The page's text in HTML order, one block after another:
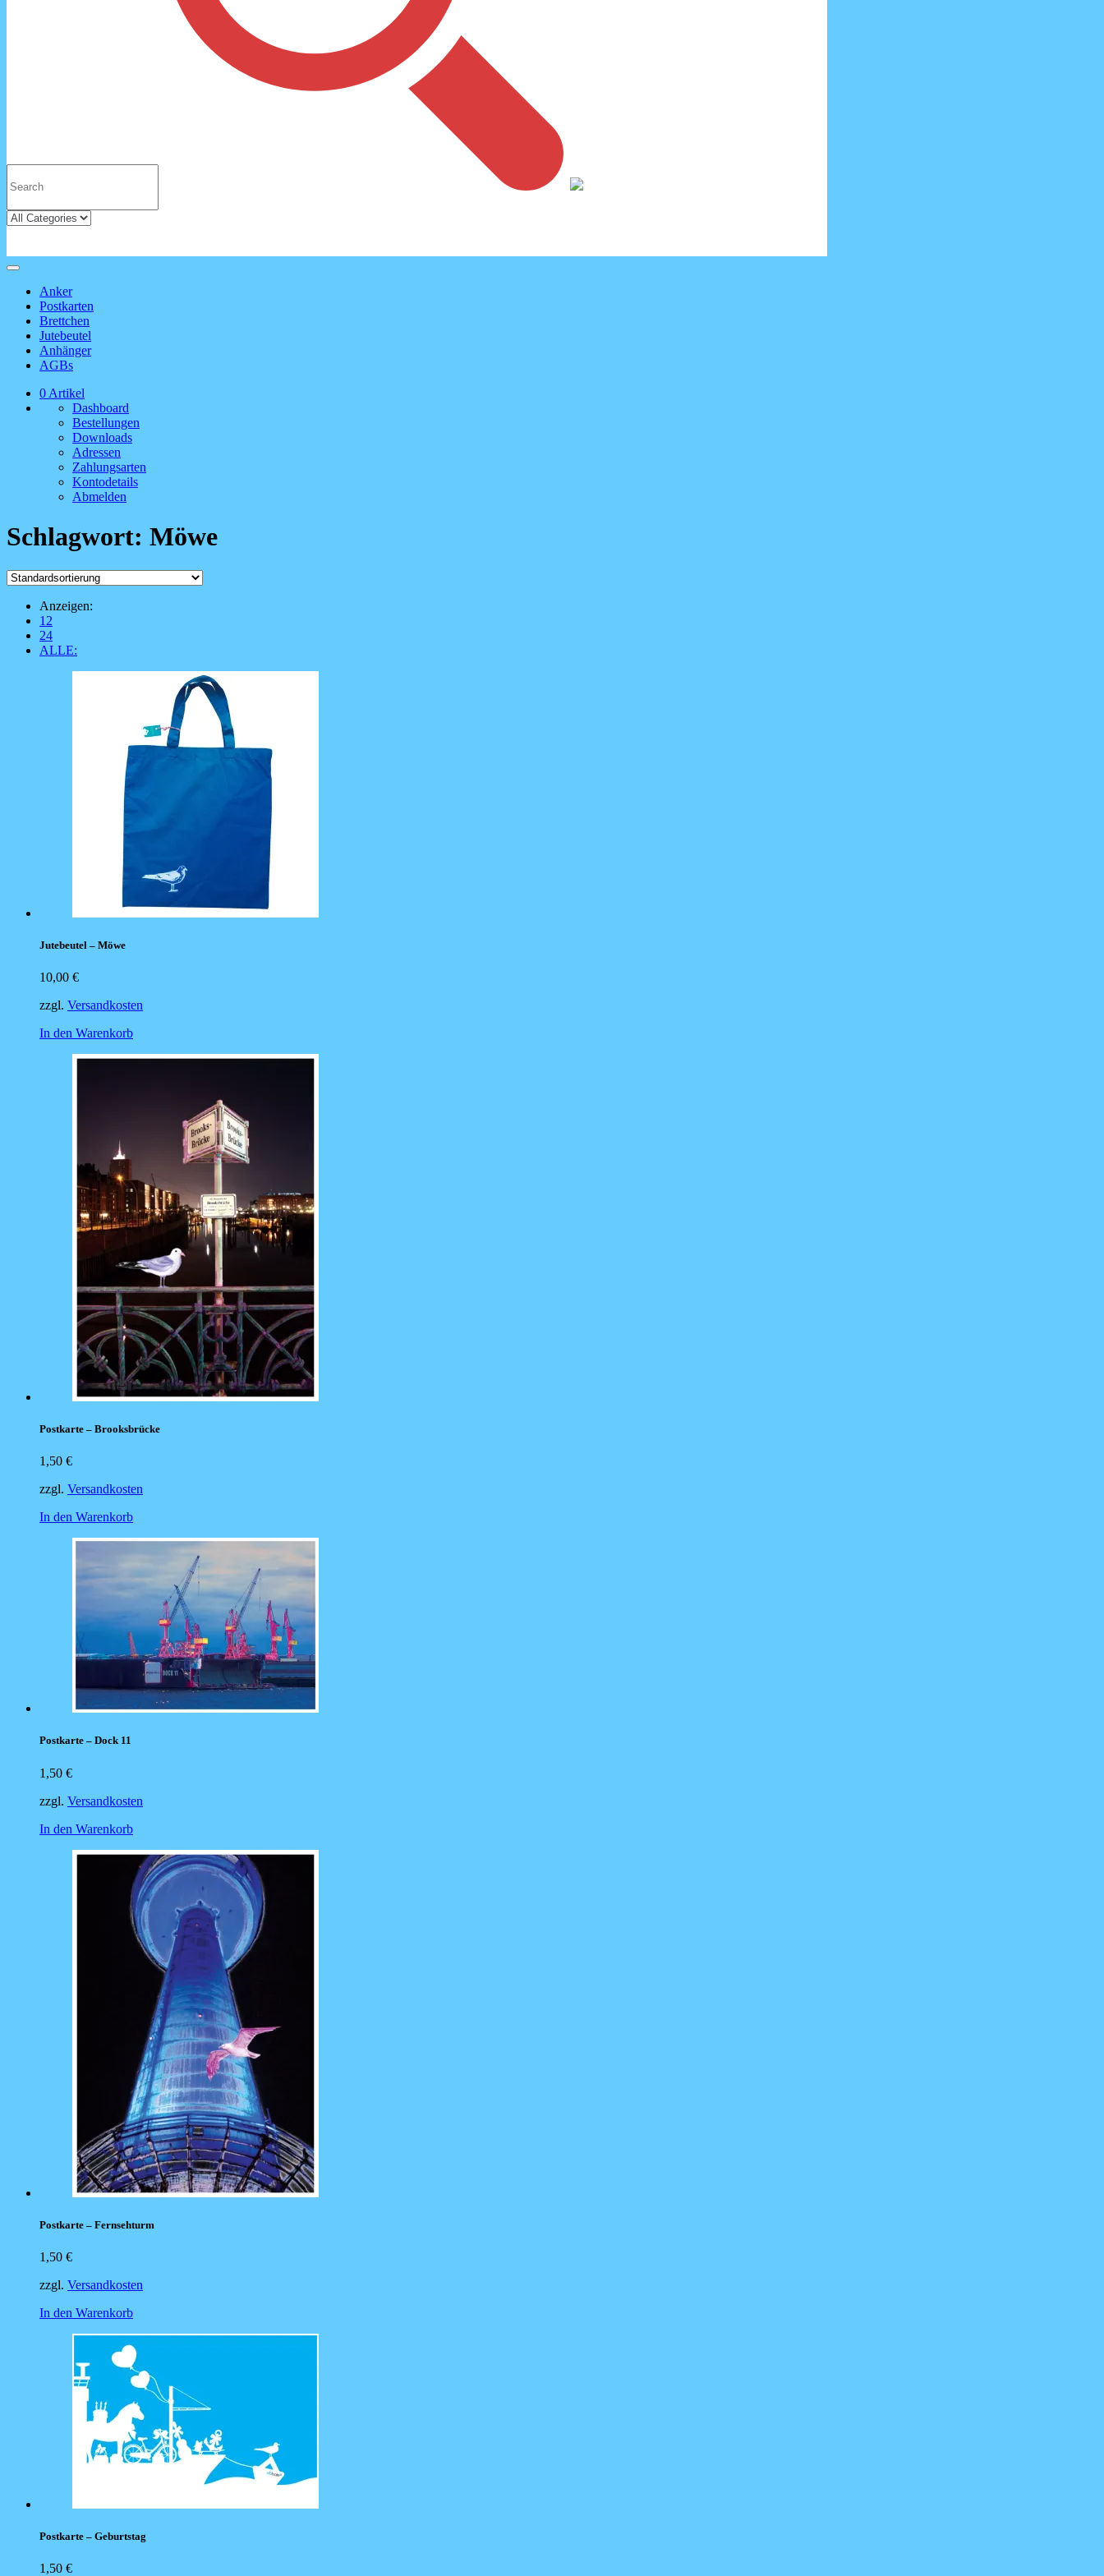
Anker
Postkarten
Brettchen
Jutebeutel
Anhänger
AGBs
0 Artikel
Dashboard
Bestellungen
Downloads
Adressen
Zahlungsarten
Kontodetails
Abmelden
Schlagwort: Möwe
Anzeigen:
12
24
ALLE:
Jutebeutel – Möwe
10,00 €
zzgl. Versandkosten
In den Warenkorb
Postkarte – Brooksbrücke
1,50 €
zzgl. Versandkosten
In den Warenkorb
Postkarte – Dock 11
1,50 €
zzgl. Versandkosten
In den Warenkorb
Postkarte – Fernsehturm
1,50 €
zzgl. Versandkosten
In den Warenkorb
Postkarte – Geburtstag
1,50 €